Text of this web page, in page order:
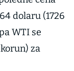
dolaru (1726
WTI se
za